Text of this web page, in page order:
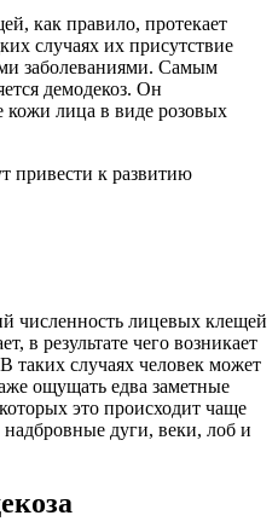
как правило, протекает
случаях их присутствие
заболеваниями. Самым
демодекоз. Он
кожи лица в виде розовых
привести к развитию
численность лицевых клещей
в результате чего возникает
таких случаях человек может
ощущать едва заметные
это происходит чаще
дуги, веки, лоб и